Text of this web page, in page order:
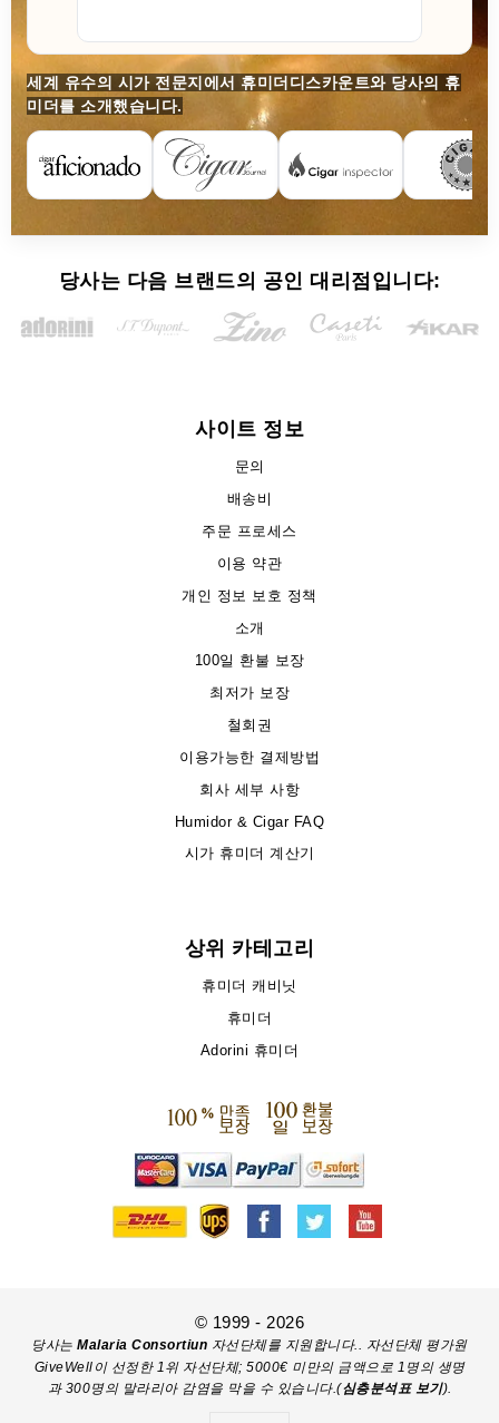
세계 유수의 시가 전문지에서 휴미더디스카운트와 당사의 휴
미더를 소개했습니다.
당사는 다음 브랜드의 공인 대리점입니다:
사이트 정보
문의
배송비
주문 프로세스
이용 약관
개인 정보 보호 정책
소개
100일 환불 보장
최저가 보장
철회권
이용가능한 결제방법
회사 세부 사항
Humidor & Cigar FAQ
시가 휴미더 계산기
상위 카테고리
휴미더 캐비닛
휴미더
Adorini 휴미더
© 1999 - 2026
당사는Malaria Consortiun 자선단체를 지원합니다.. 자선단체 평가원
GiveWell이 선정한 1위 자선단체; 5000€ 미만의 금액으로 1명의 생명
과 300명의 말라리아 감염을 막을 수 있습니다.(심층분석표 보기).